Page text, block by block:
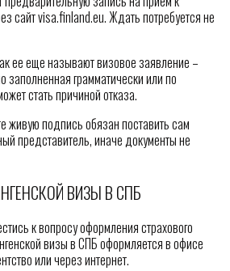
сайт visa.finland.eu. Ждать потребуется не
ее еще называют визовое заявление –
заполненная грамматически или по
стать причиной отказа.
живую подпись обязан поставить сам
представитель, иначе документы не
ВИЗЫ В СПБ
к вопросу оформления страхового
визы в СПБ оформляется в офисе
или через интернет.